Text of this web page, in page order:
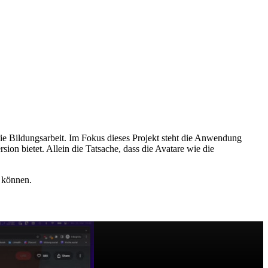
Im Fokus dieses Projekt steht die Anwendung
bietet. Allein die Tatsache, dass die Avatare wie die